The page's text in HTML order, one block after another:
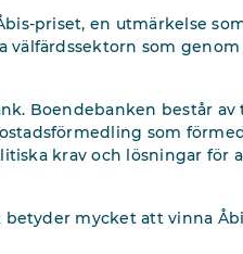
priset, en utmärkelse
som
Boendebanken består av
som
krav och lösningar för
betyder mycket att vinna